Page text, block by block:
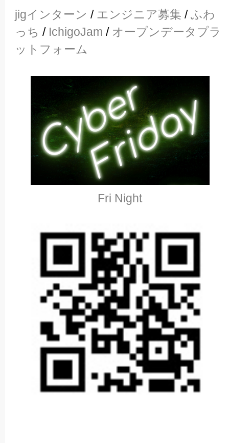
jigインターン / エンジニア募集 /ふわ
っち / IchigoJam / オープンデータプラ
ットフォーム
Fri Night